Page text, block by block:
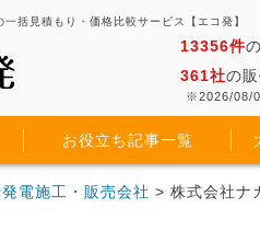
括見積もり・価格比較サービス【エコ発】
13356件
361社の
※2026/08/
お役立ち記事一覧
電施工・販売会社 > 株式会社ナ